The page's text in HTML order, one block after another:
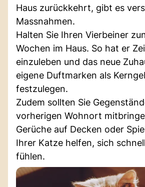
Haus zurückkehrt, gibt es
Massnahmen.
Halten Sie Ihren Vierbeiner
Wochen im Haus. So hat er
einzuleben und das neue
eigene Duftmarken als
festzulegen.
Zudem sollten Sie
vorherigen Wohnort
Gerüche auf Decken oder
Ihrer Katze helfen, sich
fühlen.